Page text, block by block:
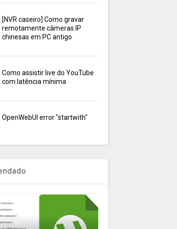
[NVR caseiro] Como gravar
remotamente câmeras IP
chinesas em PC antigo
Como assistir live do YouTube
com latência mínima
OpenWebUI error "startwith"